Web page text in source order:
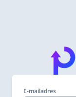
E-mailadres